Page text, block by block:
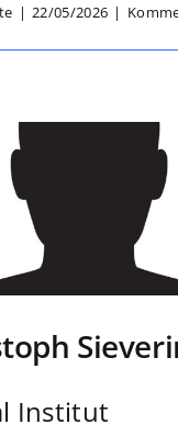
| 22/05/2026 |
Institut